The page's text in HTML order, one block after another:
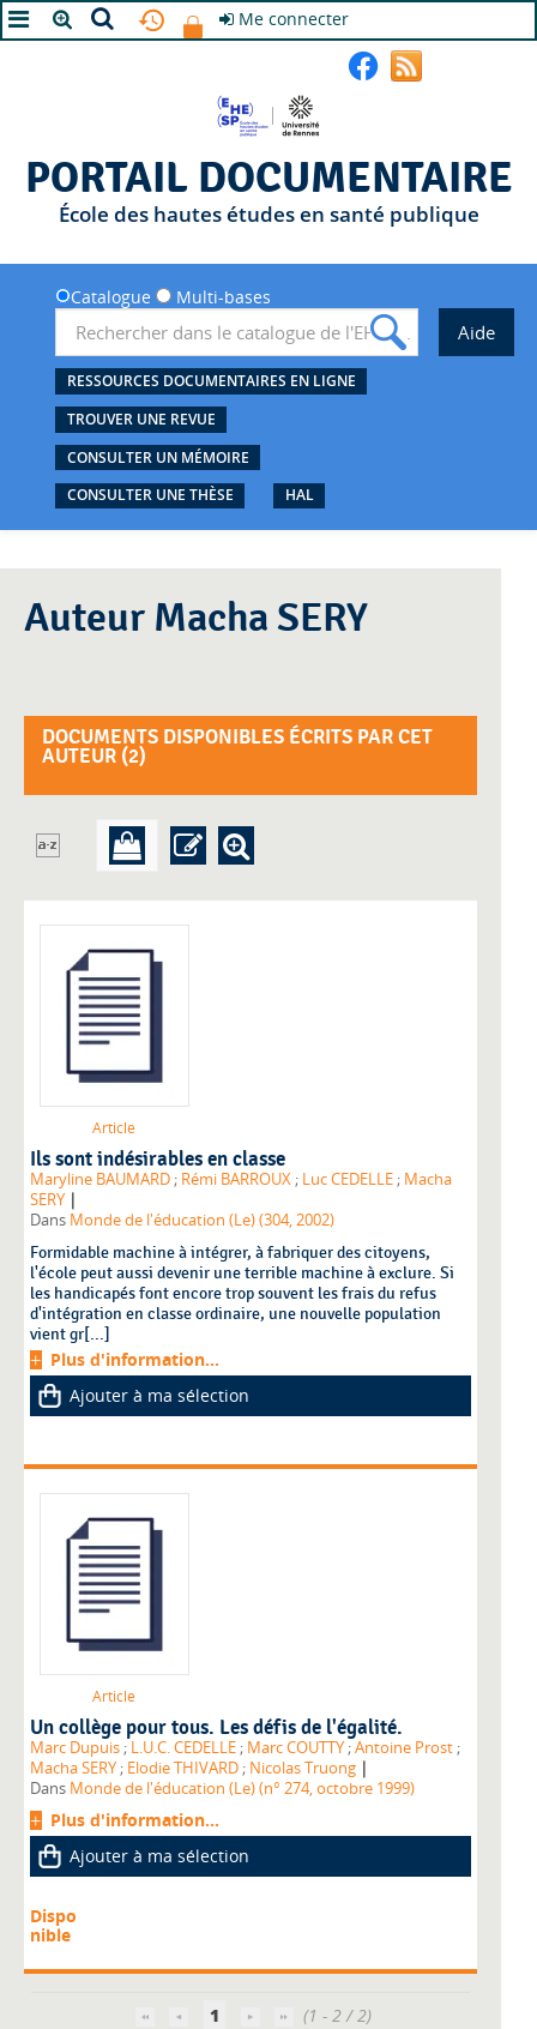
Me connecter
PORTAIL DOCUMENTAIRE
École des hautes études en santé publique
Catalogue Multi-bases
RESSOURCES DOCUMENTAIRES EN LIGNE
TROUVER UNE REVUE
CONSULTER UN MÉMOIRE
CONSULTER UNE THÈSE
HAL
Auteur Macha SERY
DOCUMENTS DISPONIBLES ÉCRITS PAR CET
AUTEUR (2)
Article
Ils sont indésirables en classe
Maryline BAUMARD ; Rémi BARROUX ; Luc CEDELLE ; Macha
SERY |
Dans Monde de l'éducation (Le) (304, 2002)
Formidable machine à intégrer, à fabriquer des citoyens,
l'école peut aussi devenir une terrible machine à exclure. Si
les handicapés font encore trop souvent les frais du refus
d'intégration en classe ordinaire, une nouvelle population
vient gr[...]
Plus d'information...
Ajouter à ma sélection
Article
Un collège pour tous. Les défis de l'égalité.
Marc Dupuis ; L.U.C. CEDELLE ; Marc COUTTY ;Antoine Prost ;
Macha SERY ; Elodie THIVARD ; Nicolas Truong |
Dans Monde de l'éducation (Le) (n° 274, octobre 1999)
Plus d'information...
Ajouter à ma sélection
Dispo
nible
1
(1 - 2 / 2)